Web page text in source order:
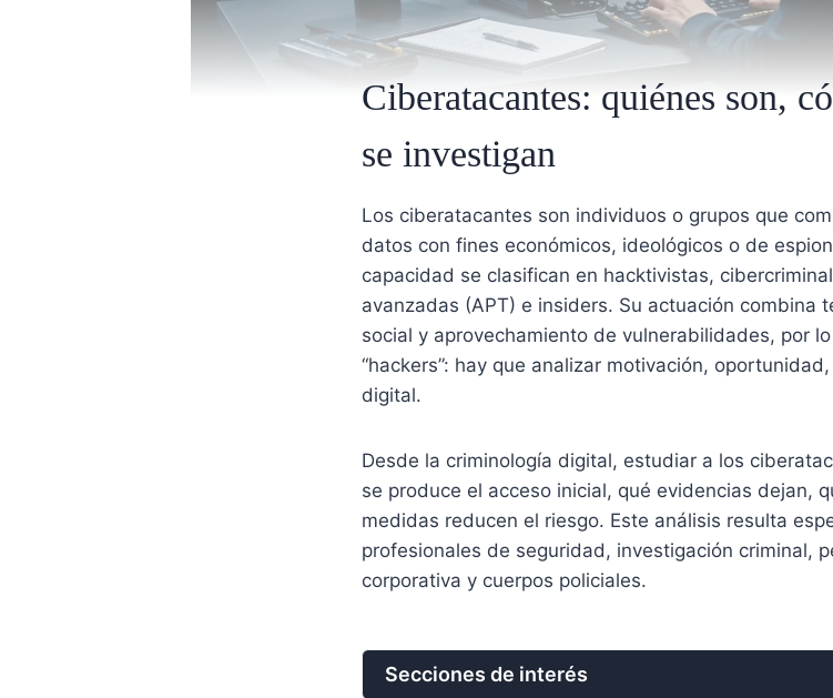
Ciberatacantes: quiénes son,
se investigan
Los ciberatacantes son individuos o grupos que
datos con fines económicos, ideológicos o de
capacidad se clasifican en hacktivistas,
avanzadas (APT) e insiders. Su actuación combina
social y aprovechamiento de vulnerabilidades, por
“hackers”: hay que analizar motivación,
digital.
Desde la criminología digital, estudiar a los
se produce el acceso inicial, qué evidencias dejan,
medidas reducen el riesgo. Este análisis resulta
profesionales de seguridad, investigación criminal,
corporativa y cuerpos policiales.
Secciones de interés